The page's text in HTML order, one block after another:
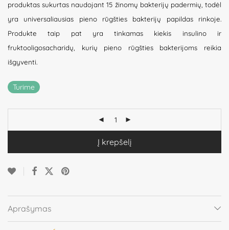
produktas sukurtas naudojant 15 žinomų bakterijų padermių, todėl
yra universaliausias pieno rūgšties bakterijų papildas rinkoje.
Produkte taip pat yra tinkamas kiekis insulino ir
fruktooligosacharidų, kurių pieno rūgšties bakterijoms reikia
išgyventi.
Turime
Į krepšelį
Aprašymas